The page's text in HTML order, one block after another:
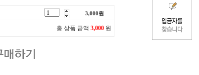
3,000원
총 상품 금액 3,000 원